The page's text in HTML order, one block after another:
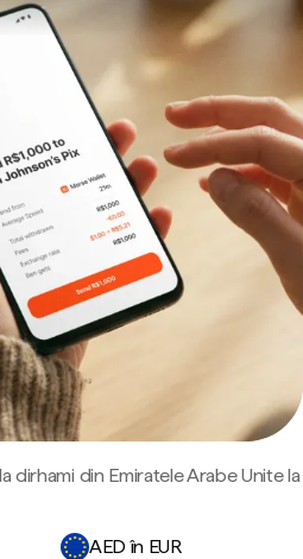
dirhami din Emiratele Arabe Unite la
AED în EUR